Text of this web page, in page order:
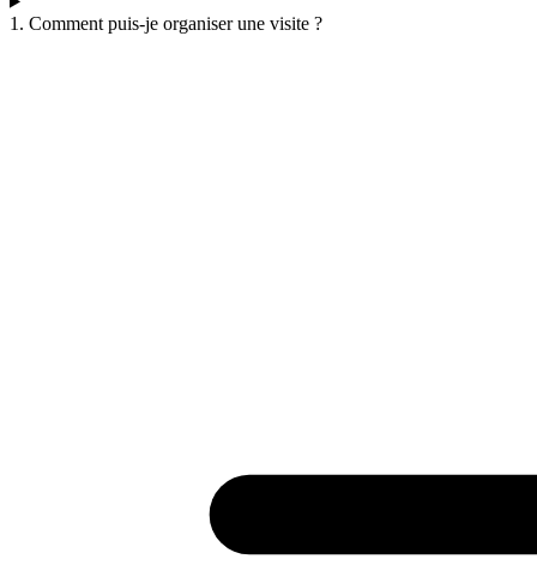
1. Comment puis-je organiser une visite ?